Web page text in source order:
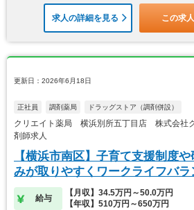
求人の詳細を見る この求
更新日：2026年6月18日
正社員 調剤薬局 ドラッグストア（調剤併設）
クリエイト薬局 横浜別所五丁目店 株式会社
剤師求人
【横浜市南区】子育て支援制度
みが取りやすくワークライフバ
給与
【月収】34.5万円～50.0万円
【年収】510万円～650万円